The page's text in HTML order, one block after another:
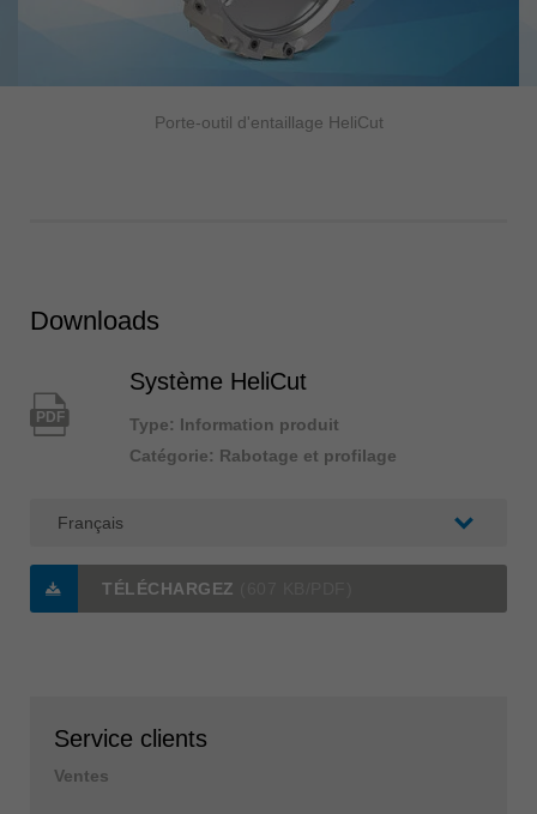
Porte-outil d'entaillage HeliCut
Downloads
PDF
Système HeliCut
Type: Information produit
Catégorie: Rabotage et profilage
TÉLÉCHARGEZ
Service clients
Ventes